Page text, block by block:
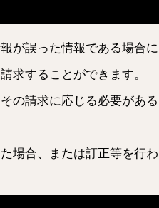
が誤った情報である場合
求することができます。
の請求に応じる必要があ
場合、または訂正等を行